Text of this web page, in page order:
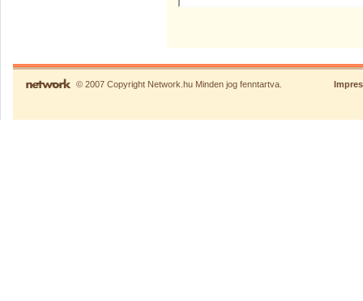
© 2007 Copyright Network.hu Minden jog fenntartva.